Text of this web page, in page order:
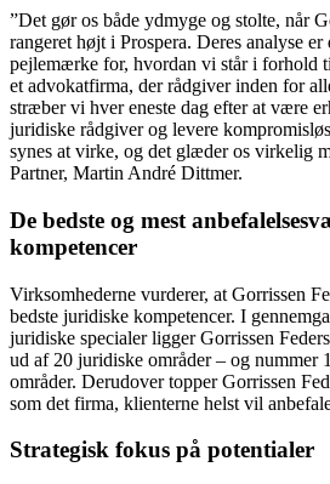
”Det gør os både ydmyge og stolte, når
rangeret højt i Prospera. Deres analyse
pejlemærke for, hvordan vi står i forhold
et advokatfirma, der rådgiver inden for
stræber vi hver eneste dag efter at være
juridiske rådgiver og levere
synes at virke, og det glæder os virkelig
Partner, Martin André Dittmer.
De bedste og mest
kompetencer
Virksomhederne vurderer, at Gorrissen
bedste juridiske kompetencer. I
juridiske specialer ligger Gorrissen
ud af 20 juridiske områder – og nummer
områder. Derudover topper Gorrissen
som det firma, klienterne helst vil
Strategisk fokus på potentialer